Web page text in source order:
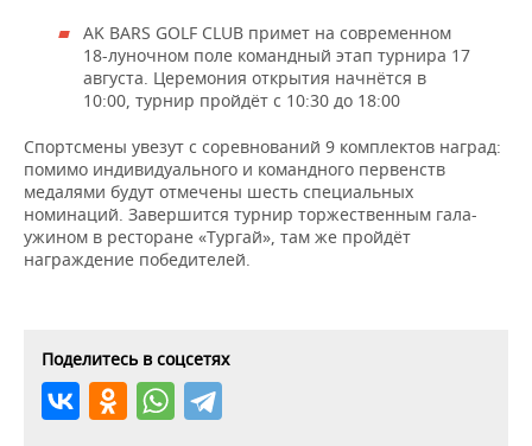
ФИГУРНОЕ КАТАНИЕ
ХОККЕЙ С МЯЧОМ
МЕДИЦИНА
ПРОИСШЕСТВИЯ
AK BARS GOLF CLUB примет на современном
18-луночном поле командный этап турнира 17
августа. Церемония открытия начнётся в
10:00, турнир пройдёт с 10:30 до 18:00
Спортсмены увезут с соревнований 9 комплектов наград:
помимо индивидуального и командного первенств
медалями будут отмечены шесть специальных
номинаций. Завершится турнир торжественным гала-
ужином в ресторане «Тургай», там же пройдёт
награждение победителей.
Поделитесь в соцсетях